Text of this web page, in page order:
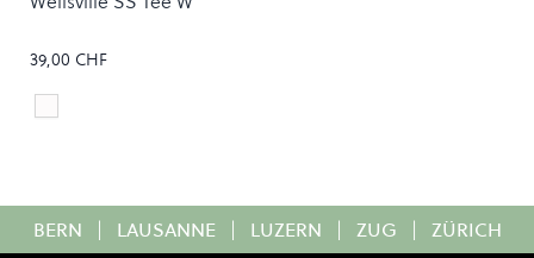
39,00 CHF
Colour
white
BERN | LAUSANNE | LUZERN | ZUG | ZÜRICH